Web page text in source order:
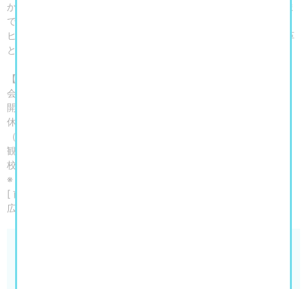
かを探求してきました。日本で初めての個展となる本展は、これま
での代表的な作品を通してメル・チンの活動を紹介するとともに、
ヒロシマのために制作された新作を展示し、アートによる社会変革
と自己変容の可能性を提示します。
【開催概要】
会期：2026年7月25日（土）～10月12日（月・祝）
開館時間：10：00～17：00 ※入場は閉館の30分前まで
休館日：月曜日（ただし9月21日、10月12日は開館）、9月24日
（木）
観覧料：一般 1,600円 (1,250円)／大学生 1,200円 (900円)／高
校生・65 歳以上 800円 (600円)／中学生以下 無料
※（ ）内は前売りおよび30名以上の団体料金
[ 前売券取扱] ※販売は7月24日（金）まで
広島市現代美術館受付、オンラインショップ「339」